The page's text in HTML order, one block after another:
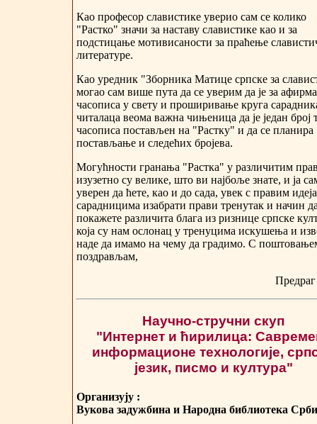
Као професор славистике уверио сам се колико
"Растко" значи за наставу славистике као и за
подстицање мотивисаности за праћење
литературе.
Као уредник "Зборника Матице српске за
могао сам више пута да се уверим да је за
часописа у свету и проширивање круга
читалаца веома важна чињеница да је један број
часописа постављен на "Растку" и да се планира
постављање и следећих бројева.
Могућности гранања "Растка" у различитим
изузетно су велике, што ви најбоље знате, и ја
уверен да ћете, као и до сада, увек с правим
сарадницима изабрати прави тренутак и начин
покажете различита блага из ризнице српске
која су нам ослонац у тренуцима искушења и
наде да имамо на чему да градимо. С
поздрављам,
Научно-стручни скуп
"Интернет и ћирилица:
информационе технологије,
језик, писмо и култура"
Организују :
Вукова задужбина и Народна библиотека